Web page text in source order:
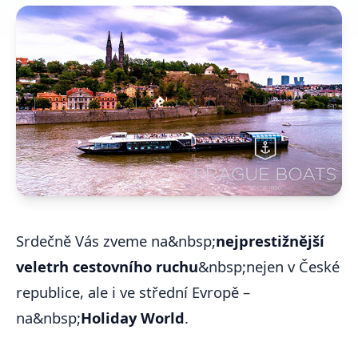
Srdečně Vás zveme na&nbsp;nejprestižnější
veletrh cestovního ruchu&nbsp;nejen v České
republice, ale i ve střední Evropě –
na&nbsp;Holiday World.